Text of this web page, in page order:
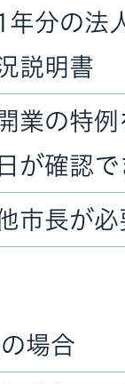
年分の法
説明書
業の特
が確認
市長が
場合